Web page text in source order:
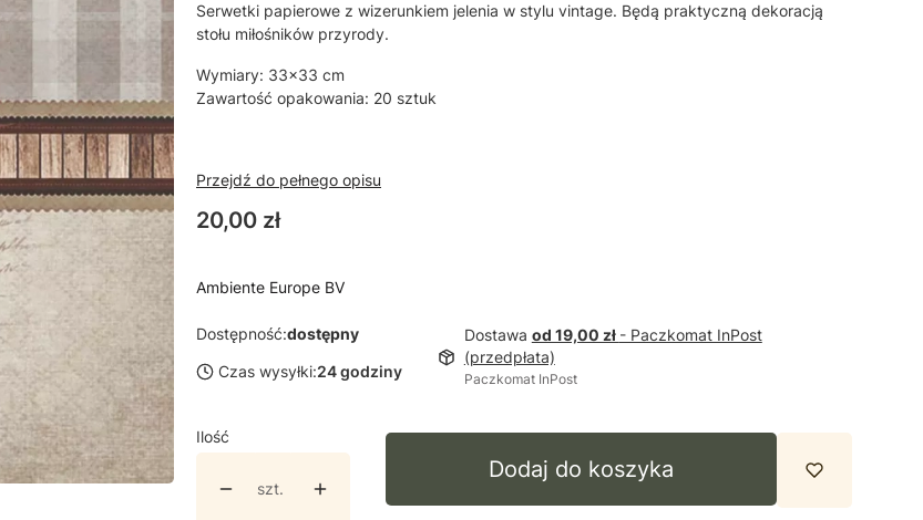
Serwetki papierowe z wizerunkiem jelenia w stylu vintage. Będą praktyczną dekoracją
stołu miłośników przyrody.
Wymiary: 33x33 cm
Zawartość opakowania: 20 sztuk
Przejdź do pełnego opisu
Cena
20,00 zł
Ambiente Europe BV
Dostępność:dostępny
Czas wysyłki:24 godziny
Dostawa od 19,00 zł - Paczkomat InPost
(przedpłata)
Paczkomat InPost
Ilość
szt.
Dodaj do koszyka